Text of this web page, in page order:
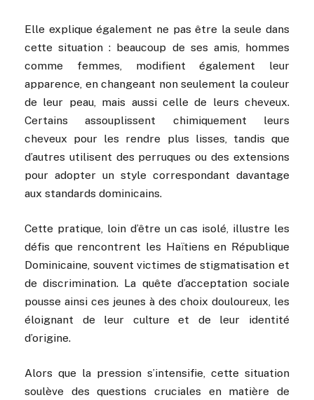
Elle explique également ne pas être la seule dans
cette situation : beaucoup de ses amis, hommes
comme femmes, modifient également leur
apparence, en changeant non seulement la couleur
de leur peau, mais aussi celle de leurs cheveux.
Certains assouplissent chimiquement leurs
cheveux pour les rendre plus lisses, tandis que
d’autres utilisent des perruques ou des extensions
pour adopter un style correspondant davantage
aux standards dominicains.
Cette pratique, loin d’être un cas isolé, illustre les
défis que rencontrent les Haïtiens en République
Dominicaine, souvent victimes de stigmatisation et
de discrimination. La quête d’acceptation sociale
pousse ainsi ces jeunes à des choix douloureux, les
éloignant de leur culture et de leur identité
d’origine.
Alors que la pression s’intensifie, cette situation
soulève des questions cruciales en matière de